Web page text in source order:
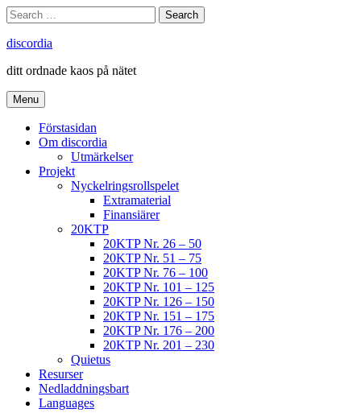
Skip
to
content
Search
Search
for:
discordia
ditt ordnade kaos på nätet
Menu
Förstasidan
Om discordia
Utmärkelser
Projekt
Nyckelringsrollspelet
Extramaterial
Finansiärer
20KTP
20KTP Nr. 26 – 50
20KTP Nr. 51 – 75
20KTP Nr. 76 – 100
20KTP Nr. 101 – 125
20KTP Nr. 126 – 150
20KTP Nr. 151 – 175
20KTP Nr. 176 – 200
20KTP Nr. 201 – 230
Quietus
Resurser
Nedladdningsbart
Languages